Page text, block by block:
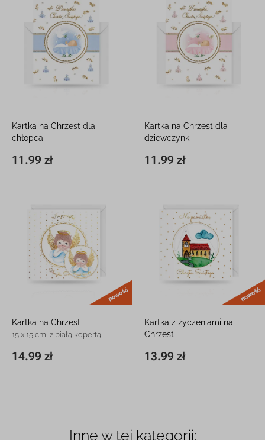
Kartka na Chrzest dla
chłopca
11.99 zł
11,8 x 16,3 cm
Kartka na Chrzest dla
dziewczynki
11.99 zł
11,8 x 16,3 cm
Kartka na Chrzest
15 x 15 cm, z białą kopertą
14.99 zł
15 x 15 cm
Kartka z życzeniami na
Chrzest
13.99 zł
15 x 15 cm
Inne w tej kategorii: